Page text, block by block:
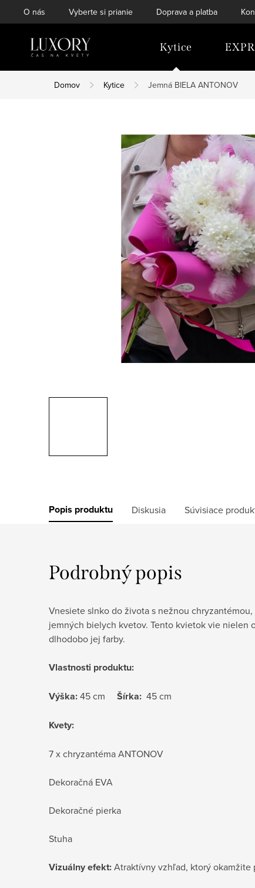
na
O nás Vyberte si prianie Doprava a platba
Kytice
Domov Kytice Jemná BIELA ANTONOV
Popis produktu Diskusia Súvisiace
Podrobný popis
Vnesiete slnko do života s nežnou
jemných bielych kvetov. Tento kvietok vie
dlhodobo jej farby.
Vlastnosti produktu:
Výška:45 cm Šírka: 45 cm
Kvety:
7 x chryzantéma ANTONOV
Dekoračná EVA
Dekoračné pierka
Stuha
Vizuálny efekt:Atraktívny vzhľad, ktorý okamžite